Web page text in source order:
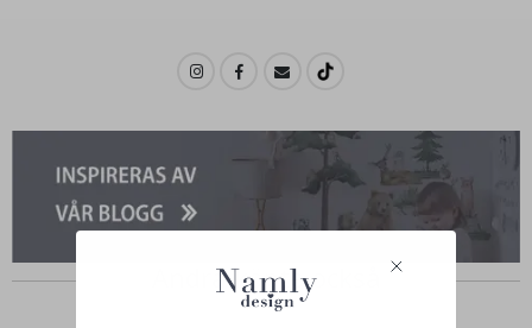
Andra köpte också